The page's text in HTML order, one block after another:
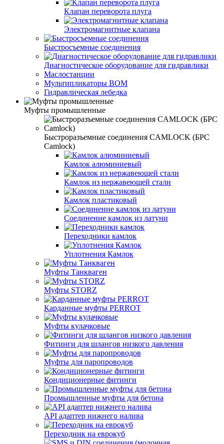
Клапан переворота плуга
Электромагнитные клапана
Быстросъемные соединения
Диагностическое оборудование для гидравлики
Маслостанции
Мультипликаторы ВОМ
Гидравлическая лебедка
Муфты промышленные
Быстроразъемные соединения CAMLOCK (БРС
Camlock)
Камлок алюминиевый
Камлок из нержавеющей стали
Камлок пластиковый
Соединение камлок из латуни
Переходники камлок
Уплотнения Камлок
Муфты Танкваген
Муфты STORZ
Карданные муфты PERROT
Муфты кулачковые
Фитинги для шлангов низкого давления
Муфты для паропроводов
Кондиционерные фитинги
Промышленные муфты для бетона
API адаптер нижнего налива
Переходник на еврокуб